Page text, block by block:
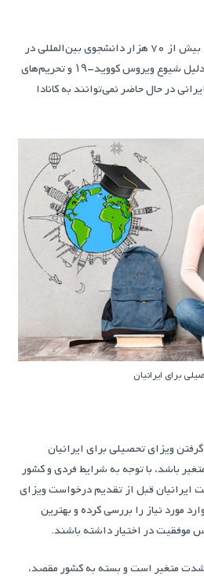
به عنوان مثال، در سال 2020، بیش از 70 هزار دانشجوی بین‌المللی در
کانادا تحصیل می‌کردند، اما به دلیل شیوع ویروس کووید-۱۹ و تحریم‌های
در حال حاضر نمی‌توانند به کانادا
برای ایرانیان
ویزای تحصیلی برای ایرانیان
30 تا 70 درصد متغیر باشد، با توجه به شرایط فردی و کشور
ایرانیان قبل از تقدیم درخواست ویزای
مورد نیاز را بررسی کرده و بهترین
موفقیت در اختیار داشته باشند.
متغیر است و بسته به کشور مقصد،